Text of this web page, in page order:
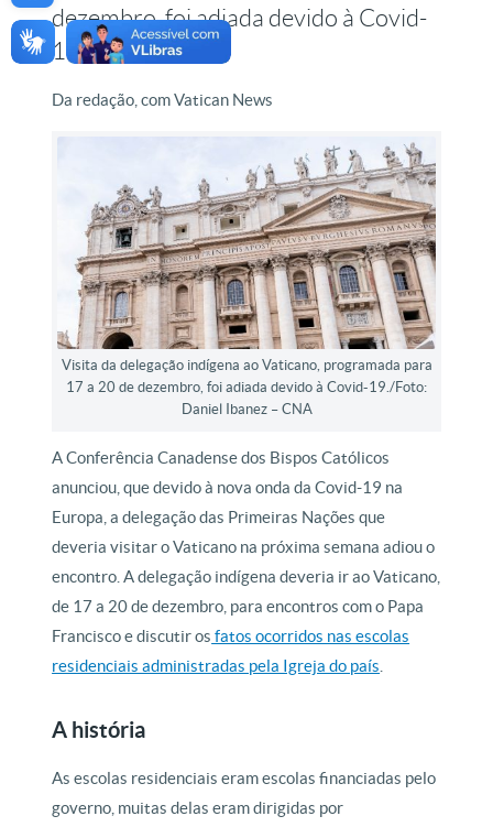
dezembro, foi adiada devido à Covid-
19
Da redação, com Vatican News
Visita da delegação indígena ao Vaticano, programada para
17 a 20 de dezembro, foi adiada devido à Covid-19./Foto:
Daniel Ibanez – CNA
A Conferência Canadense dos Bispos Católicos
anunciou, que devido à nova onda da Covid-19 na
Europa, a delegação das Primeiras Nações que
deveria visitar o Vaticano na próxima semana adiou o
encontro. A delegação indígena deveria ir ao Vaticano,
de 17 a 20 de dezembro, para encontros com o Papa
Francisco e discutir os fatos ocorridos nas escolas
residenciais administradas pela Igreja do país
A história
As escolas residenciais eram escolas financiadas pelo
governo, muitas delas eram dirigidas por